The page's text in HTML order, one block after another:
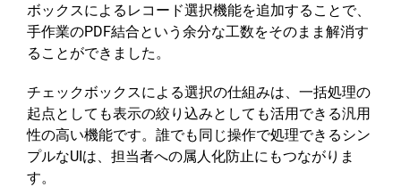
ボックスによるレコード選択機能を追加することで、
手作業のPDF結合という余分な工数をそのまま解消す
ることができました。
チェックボックスによる選択の仕組みは、一括処理の
起点としても表示の絞り込みとしても活用できる汎用
性の高い機能です。誰でも同じ操作で処理できるシン
プルなUIは、担当者への属人化防止にもつながりま
す。